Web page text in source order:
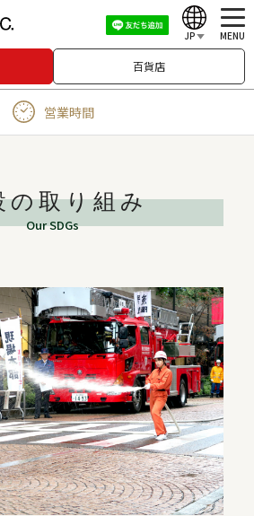
百貨店
JP
English
Japanese
MENU
営業時間
の取り組み
Our SDGs